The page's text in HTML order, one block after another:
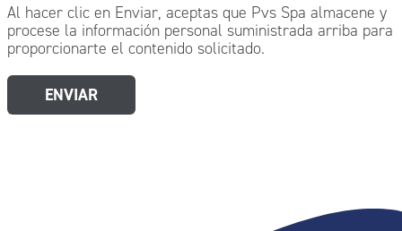
Al hacer clic en Enviar, aceptas que Pvs Spa almacene y
procese la información personal suministrada arriba para
proporcionarte el contenido solicitado.